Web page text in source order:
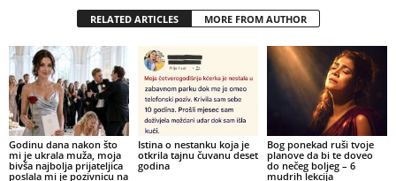
RELATED ARTICLES MORE FROM AUTHOR
Godinu dana nakon što
mi je ukrala muža, moja
bivša najbolja prijateljica
poslala mi je pozivnicu na
Istina o nestanku koja je
otkrila tajnu čuvanu deset
godina
Bog ponekad ruši tvoje
planove da bi te doveo
do nečeg boljeg – 6
mudrih lekcija